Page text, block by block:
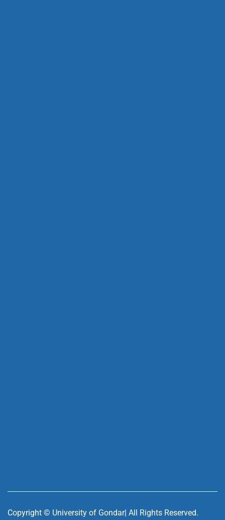
Copyright © University of Gondar| All Rights Reserved.